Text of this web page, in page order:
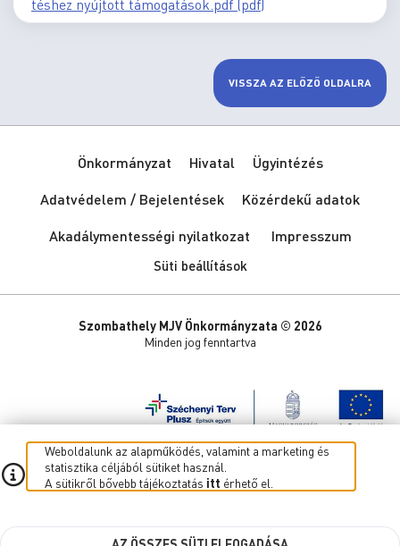
VISSZA AZ ELŐZŐ OLDALRA
Önkormányzat Hivatal
Ügyintézés
Adatvédelem / Bejelentések
Közérdekű adatok
Akadálymentességi nyilatkozat
Impresszum
Süti beállítások
Szombathely MJV Önkormányzata © 2026
Minden jog fenntartva
Weboldalunk az alapműködés, valamint a marketing és
statisztika céljából sütiket használ.
A sütikről bővebb tájékoztatás itt érhető el.